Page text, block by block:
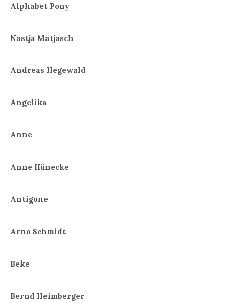
Alphabet Pony
Nastja Matjasch
Andreas Hegewald
Angelika
Anne
Anne Hünecke
Antigone
Arno Schmidt
Beke
Bernd Heimberger